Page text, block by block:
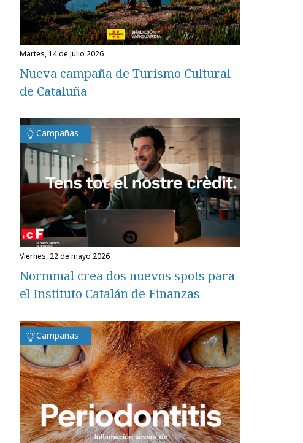
martes, 14 de julio 2026
Nueva campaña de Turismo Cultural
de Cataluña
Campañas
viernes, 22 de mayo 2026
Normmal crea dos nuevos spots para
el Instituto Catalán de Finanzas
Campañas